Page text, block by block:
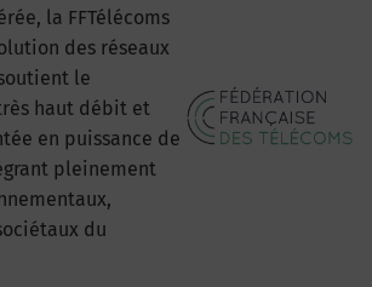
la FFTélécoms
des réseaux
le
haut débit et
en puissance de
pleinement
du